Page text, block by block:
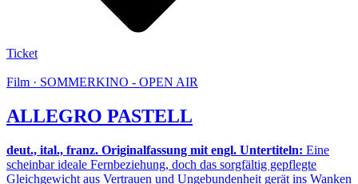
Ticket
Film · SOMMERKINO - OPEN AIR
ALLEGRO PASTELL
deut., ital., franz. Originalfassung mit engl. Untertiteln: Eine
scheinbar ideale Fernbeziehung, doch das sorgfältig gepflegte
Gleichgewicht aus Vertrauen und Ungebundenheit gerät ins Wanken